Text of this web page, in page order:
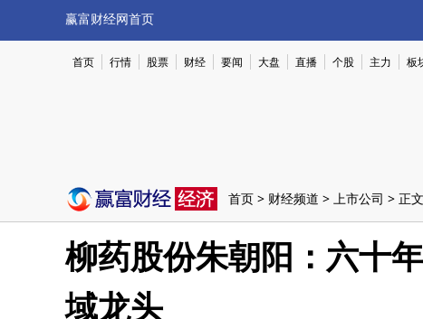
赢富财经网首页
首页 行情 股票 财经 要闻 大盘 直播 个股 主力 板
首页 > 财经频道 > 上市公司 > 正文
柳药股份朱朝阳：六十
域龙头